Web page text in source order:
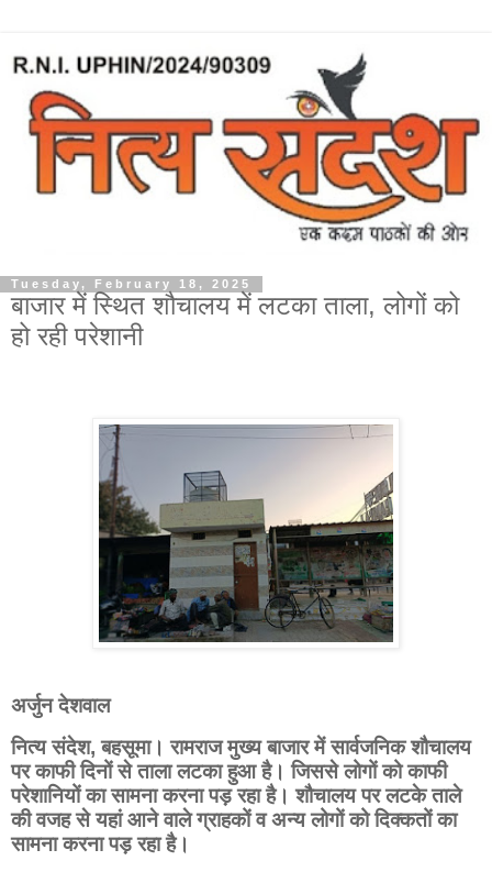
Tuesday, February 18, 2025
बाजार में स्थित शौचालय में लटका ताला, लोगों को
हो रही परेशानी
अर्जुन देशवाल
नित्य संदेश,बहसूमा। रामराज मुख्य बाजार में सार्वजनिक शौचालय
पर काफी दिनों से ताला लटका हुआ है। जिससे लोगों को काफी
परेशानियों का सामना करना पड़ रहा है। शौचालय पर लटके ताले
की वजह से यहां आने वाले ग्राहकों व अन्य लोगों को दिक्कतों का
सामना करना पड़ रहा है।